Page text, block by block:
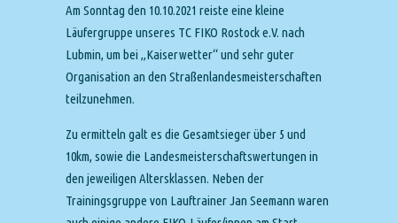
Am Sonntag den 10.10.2021 reiste eine kleine
Läufergruppe unseres TC FIKO Rostock e.V. nach
Lubmin, um bei „Kaiserwetter“ und sehr guter
Organisation an den Straßenlandesmeisterschaften
teilzunehmen.
Zu ermitteln galt es die Gesamtsieger über 5 und
10km, sowie die Landesmeisterschaftswertungen in
den jeweiligen Altersklassen. Neben der
Trainingsgruppe von Lauftrainer Jan Seemann waren